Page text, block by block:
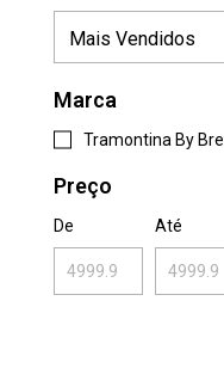
Marca
Tramontina By
Preço
De Até